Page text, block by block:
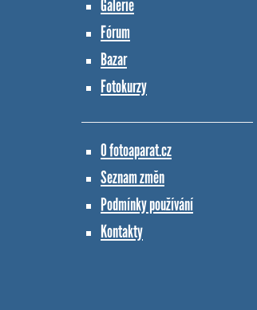
Galerie
Fórum
Bazar
Fotokurzy
O fotoaparat.cz
Seznam změn
Podmínky používání
Kontakty